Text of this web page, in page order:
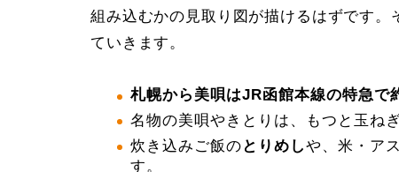
組み込むかの見取り図が描けるはずです
ていきます。
札幌から美唄はJR函館本線の特急で
名物の美唄やきとりは、もつと玉ね
炊き込みご飯の とりめしや、米・ア
す。